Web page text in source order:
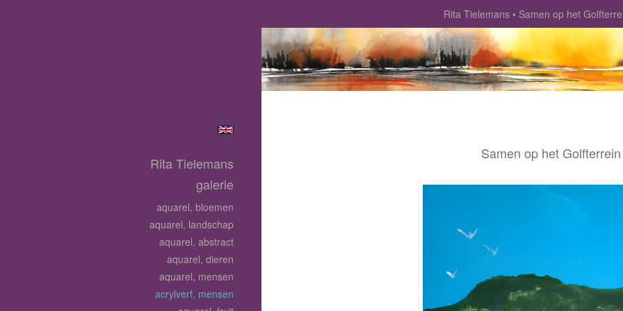
Rita Tielemans Samen op het
Samen op het Golfterrein
Rita Tielemans
galerie
aquarel, bloemen
aquarel, landschap
aquarel, abstract
aquarel, dieren
aquarel, mensen
acrylverf, mensen